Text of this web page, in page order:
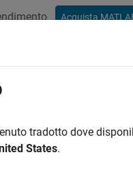
Acquista
tradotto dove
States.